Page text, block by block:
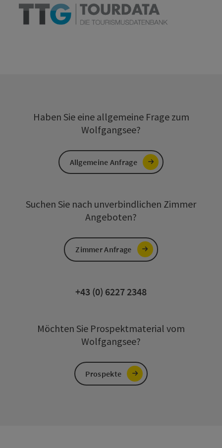
Haben Sie eine allgemeine Frage zum
Wolfgangsee?
Allgemeine Anfrage
Suchen Sie nach unverbindlichen Zimmer
Angeboten?
Zimmer Anfrage
+43 (0) 6227 2348
Möchten Sie Prospektmaterial vom
Wolfgangsee?
Prospekte